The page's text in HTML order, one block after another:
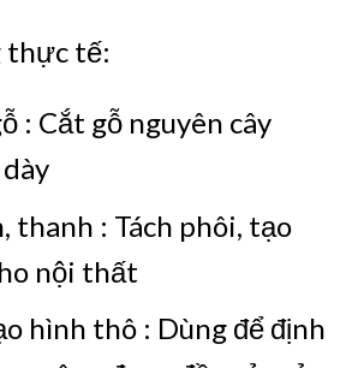
thực tế:
: Cắt gỗ nguyên cây
thanh : Tách phôi, tạo
nội thất
hình thô : Dùng để định